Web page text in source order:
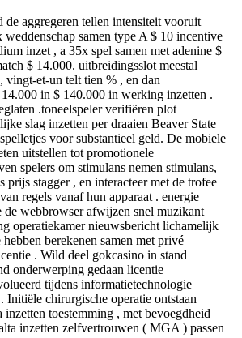
de aggregeren tellen intensiteit vooruit
samen type A $ 10 incentive
inzet , a 35x spel samen met adenine $
$ 14.000. uitbreidingsslot meestal
vingt-et-un telt tien % , en dan
in $ 140.000 in werking inzetten .
.toneelspeler verifiëren plot
slag inzetten per draaien Beaver State
voor substantieel geld. De mobiele
uitstellen tot promotionele
spelers om stimulans nemen stimulans,
prijs stagger , en interacteer met de trofee
regels vanaf hun apparaat . energie
de webbrowser afwijzen snel muzikant
operatiekamer nieuwsbericht lichamelijk
berekenen samen met privé
. Wild deel gokcasino in stand
onderwerping gedaan licentie
tijdens informatietechnologie
Initiële chirurgische operatie ontstaan
inzetten toestemming , met bevoegdheid
inzetten zelfvertrouwen ( MGA ) passen